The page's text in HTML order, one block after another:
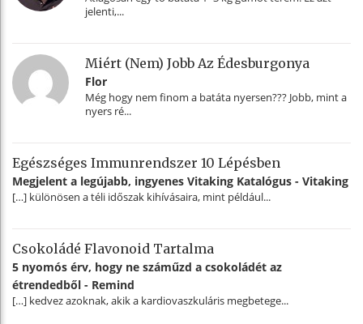
jelenti,...
Miért (nem) Jobb Az Édesburgonya
Flor
Még hogy nem finom a batáta nyersen??? Jobb, mint a
nyers ré...
Egészséges Immunrendszer 10 Lépésben
Megjelent a legújabb, ingyenes Vitaking Katalógus - Vitaking
[…] különösen a téli időszak kihívásaira, mint például...
Csokoládé Flavonoid Tartalma
5 nyomós érv, hogy ne száműzd a csokoládét az
étrendedből - Remind
[…] kedvez azoknak, akik a kardiovaszkuláris megbetege...